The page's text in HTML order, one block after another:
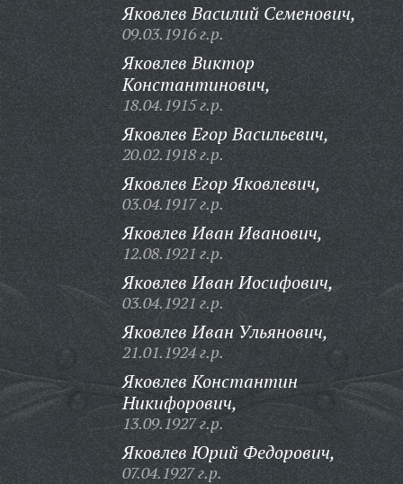
Яковлев Василий Семенович,
09.03.1916 г.р.
Яковлев Виктор
Константинович,
18.04.1915 г.р.
Яковлев Егор Васильевич,
20.02.1918 г.р.
Яковлев Егор Яковлевич,
03.04.1917 г.р.
Яковлев Иван Иванович,
12.08.1921 г.р.
Яковлев Иван Иосифович,
03.04.1921 г.р.
Яковлев Иван Ульянович,
21.01.1924 г.р.
Яковлев Константин
Никифорович,
13.09.1927 г.р.
Яковлев Юрий Федорович,
07.04.1927 г.р.